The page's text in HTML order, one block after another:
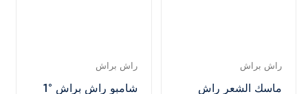
راش براش
ماسك الشعر راش
راش براش
شامبو راش براش °1